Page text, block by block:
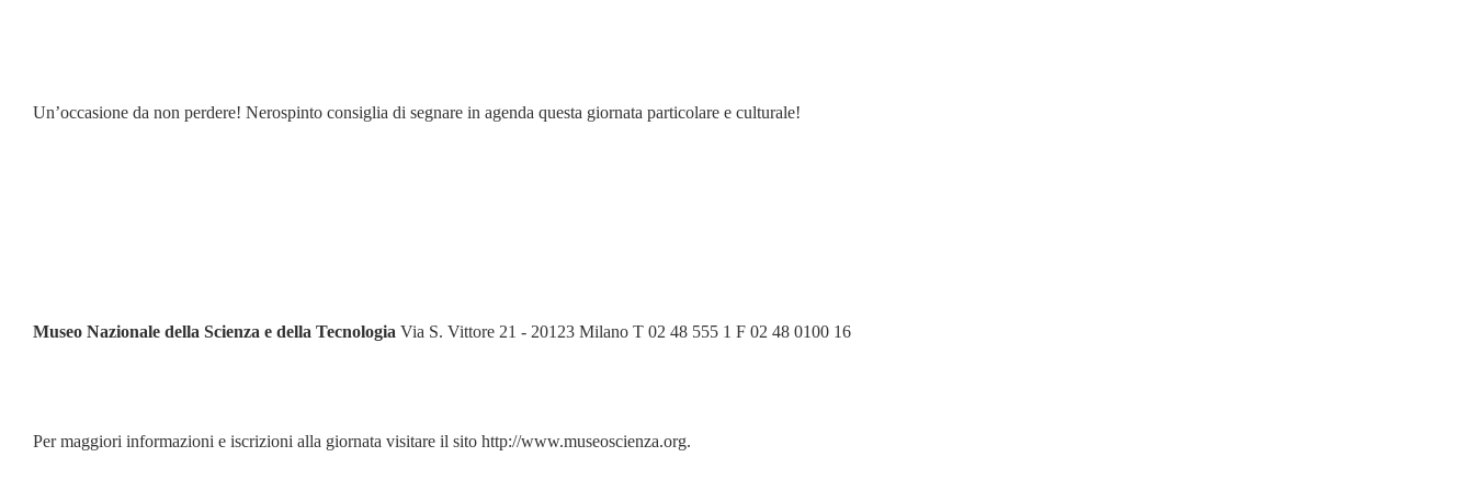
Un’occasione da non perdere! Nerospinto consiglia di segnare in agenda questa giornata particolare e culturale!
Museo Nazionale della Scienza e della Tecnologia Via S. Vittore 21 - 20123 Milano T 02 48 555 1 F 02 48 0100 16
Per maggiori informazioni e iscrizioni alla giornata visitare il sito http://www.museoscienza.org.